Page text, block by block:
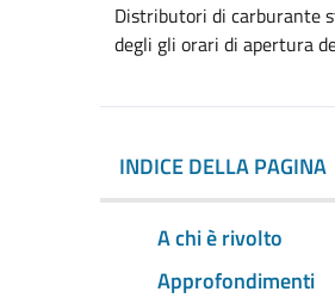
Distributori di carburante
degli gli orari di apertura
INDICE DELLA PAGINA
A chi è rivolto
Approfondimenti